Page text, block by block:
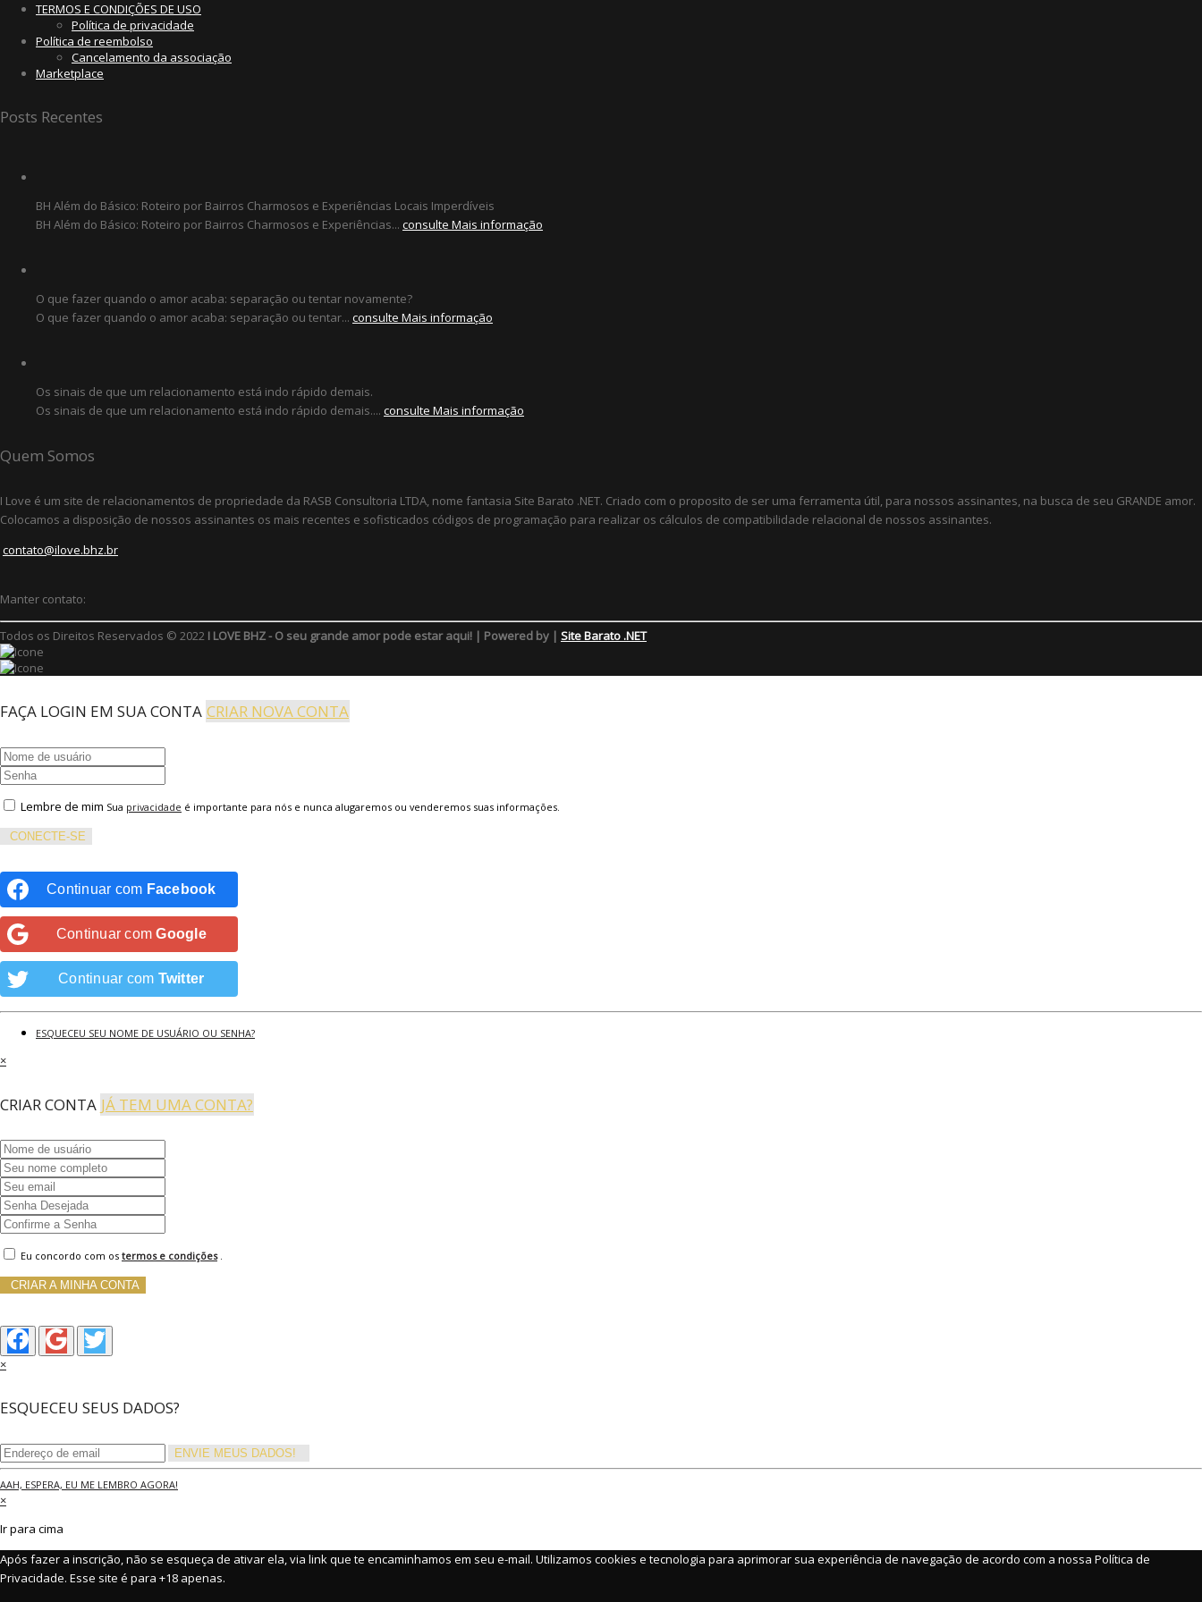
TERMOS E CONDIÇÕES DE USO
Política de privacidade
Política de reembolso
Cancelamento da associação
Marketplace
Posts Recentes
BH Além do Básico: Roteiro por Bairros Charmosos e Experiências Locais Imperdíveis
BH Além do Básico: Roteiro por Bairros Charmosos e Experiências... consulte Mais informação
O que fazer quando o amor acaba: separação ou tentar novamente?
O que fazer quando o amor acaba: separação ou tentar... consulte Mais informação
Os sinais de que um relacionamento está indo rápido demais.
Os sinais de que um relacionamento está indo rápido demais.... consulte Mais informação
Quem Somos
I Love é um site de relacionamentos de propriedade da RASB Consultoria LTDA, nome fantasia Site Barato .NET. Criado com o proposito de ser uma ferramenta útil, para nossos assinantes, na busca de seu GRANDE amor.
Colocamos a disposição de nossos assinantes os mais recentes e sofisticados códigos de programação para realizar os cálculos de compatibilidade relacional de nossos assinantes.
contato@ilove.bhz.br
Manter contato:
Todos os Direitos Reservados © 2022 I LOVE BHZ - O seu grande amor pode estar aqui! | Powered by | Site Barato .NET
FAÇA LOGIN EM SUA CONTA CRIAR NOVA CONTA
Lembre de mim Sua privacidade é importante para nós e nunca alugaremos ou venderemos suas informações.
CONECTE-SE
Continuar com Facebook
Continuar comGoogle
Continuar com Twitter
ESQUECEU SEU NOME DE USUÁRIO OU SENHA?
×
CRIAR CONTA JÁ TEM UMA CONTA?
Eu concordo com os termos e condições.
CRIAR A MINHA CONTA
×
ESQUECEU SEUS DADOS?
ENVIE MEUS DADOS!
AAH, ESPERA, EU ME LEMBRO AGORA!
×
Ir para cima
Após fazer a inscrição, não se esqueça de ativar ela, via link que te encaminhamos em seu e-mail. Utilizamos cookies e tecnologia para aprimorar sua experiência de navegação de acordo com a nossa Política de
Privacidade. Esse site é para +18 apenas.